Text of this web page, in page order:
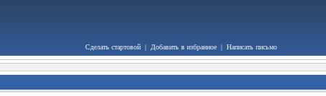
Сделать стартовой | Добавить в избранное | Написать письмо